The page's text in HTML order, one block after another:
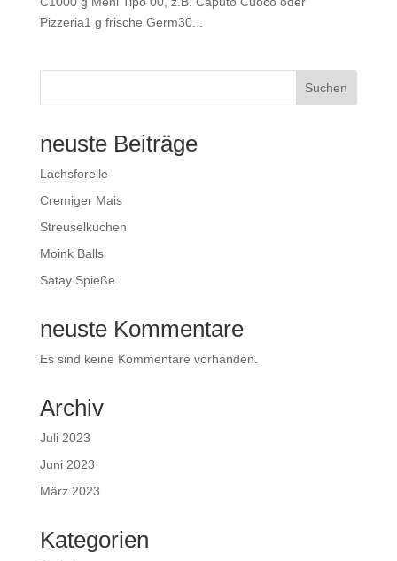
Pizzeria1 g frische Germ30...
Suchen
neuste Beiträge
Lachsforelle
Cremiger Mais
Streuselkuchen
Moink Balls
Satay Spieße
neuste Kommentare
Es sind keine Kommentare vorhanden.
Archiv
Juli 2023
Juni 2023
März 2023
Kategorien